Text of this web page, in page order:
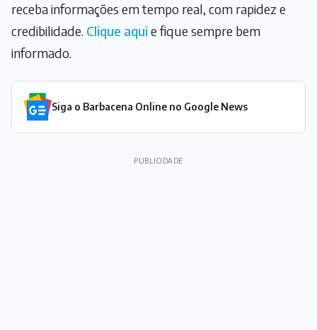
receba informações em tempo real, com rapidez e
credibilidade. Clique aqui e fique sempre bem
informado.
Siga o Barbacena Online no Google News
PUBLICIDADE